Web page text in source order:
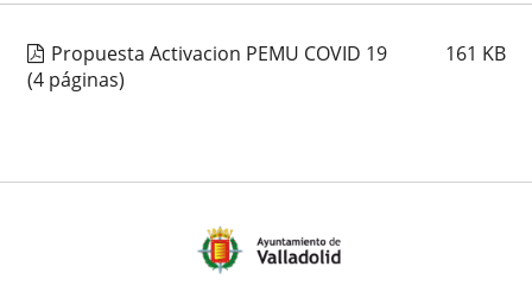
Propuesta Activacion PEMU COVID 19 161 KB
(4 páginas)